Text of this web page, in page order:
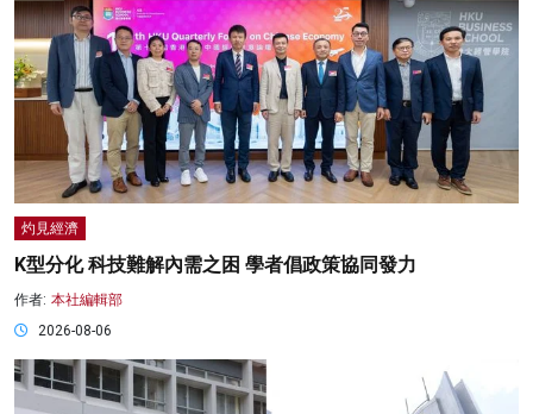
灼見經濟
K型分化 科技難解內需之困 學者倡政策協同發力
作者: 本社編輯部
2026-08-06